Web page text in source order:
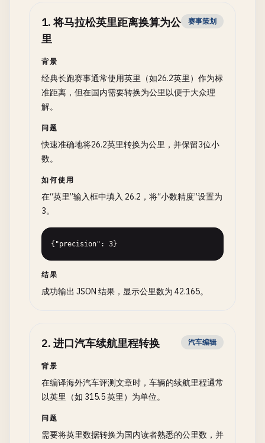
1. 将马拉松英里距离换算为公
里
赛事策划
背景
经典长跑赛事通常使用英里（如26.2英里）作为标
准距离，但在国内需要转换为公里以便于大众理
解。
问题
快速准确地将26.2英里转换为公里，并保留3位小
数。
如何使用
在“英里”输入框中填入 26.2，将“小数精度”设置为
3。
{"precision": 3}
结果
成功输出 JSON 结果，显示公里数为 42.165。
2. 进口汽车续航里程转换 汽车编辑
背景
在编译海外汽车评测文章时，车辆的续航里程通常
以英里（如 315.5 英里）为单位。
问题
需要将英里数据转换为国内读者熟悉的公里数，并